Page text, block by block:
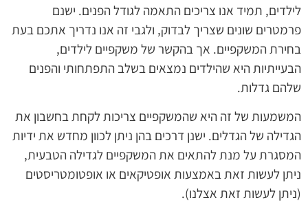
לילדים, תמיד אנו צריכים התאמה לגודל הפנים. ישנם
פרמטרים שונים שצריך לבדוק, ולגבי זה אנו נדריך אתכם בעת
בחירת המשקפיים. אך בהקשר של משקפיים לילדים,
הבעייתיות היא שהילדים נמצאים בשלב התפתחותי והפנים
שלהם גדלות.
המשמעות של זה היא שהמשקפיים צריכות לקחת בחשבון את
הגדילה של הגדלים. ישנן דרכים בהן ניתן לכוון מחדש את ידיות
המסגרת על מנת להתאים את המשקפיים לגדילה הטבעית,
ניתן לעשות זאת באמצעות אופטיקאים או אופטומטריסטים
(ניתן לעשות זאת אצלנו).